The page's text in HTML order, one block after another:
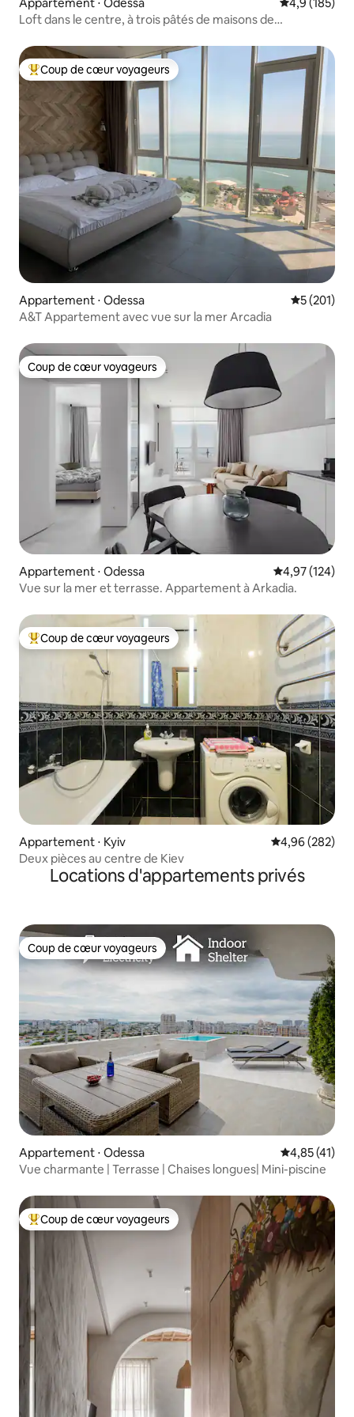
Loft dans le centre, à trois pâtés de maisons de
Coups de cœur voyageurs les plus appréciés
Coup de cœur voyageurs
Appartement ⋅ Odessa Évaluation
5 (201)
A&T Appartement avec vue sur la mer Arcadia
Coup de cœur voyageurs
Coup de cœur voyageurs
Appartement ⋅ Odessa Évaluation
4,97 (124)
Vue sur la mer et terrasse. Appartement à Arkadia.
Coups de cœur voyageurs les plus appréciés
Coup de cœur voyageurs
Appartement ⋅ Kyiv Évaluation
4,96 (282)
Deux pièces au centre de Kiev
Locations d'appartements privés
Coup de cœur voyageurs
Coup de cœur voyageurs
Appartement ⋅ Odessa Évaluation
4,85 (41)
Vue charmante | Terrasse | Chaises longues| Mini-piscine
Coups de cœur voyageurs les plus appréciés
Coup de cœur voyageurs